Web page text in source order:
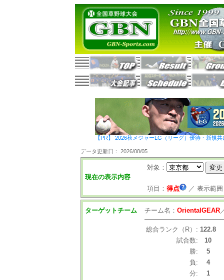
【PR】 2026秋メジャーLG（リーグ）優待・新規
データ更新日： 2026/08/05
現在の表示内容
対象：
項目： 得点 ／ 表示範囲
ターゲットチーム チーム名： OrientalGEAR
総合ランク（R）: 122.8
試合数:
10
勝:
5
負:
4
分:
1